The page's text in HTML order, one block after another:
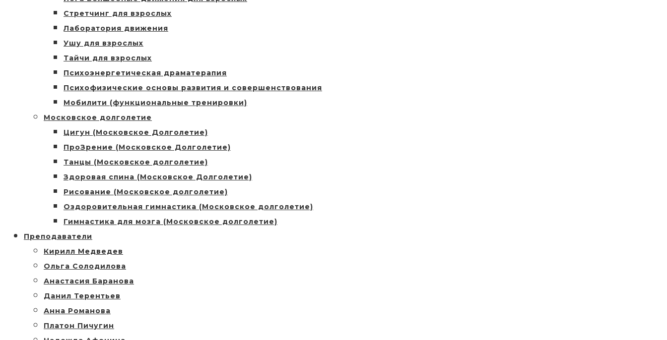
Стретчинг для взрослых
Лаборатория движения
Ушу для взрослых
Тайчи для взрослых
Психоэнергетическая драматерапия
Психофизические основы развития и совершенствования
Мобилити (функциональные тренировки)
Московское долголетие
Цигун (Московское Долголетие)
ПроЗрение (Московское Долголетие)
Танцы (Московское долголетие)
Здоровая спина (Московское Долголетие)
Рисование (Московское долголетие)
Оздоровительная гимнастика (Московское долголетие)
Гимнастика для мозга (Московское долголетие)
Преподаватели
Кирилл Медведев
Ольга Солодилова
Анастасия Баранова
Данил Терентьев
Анна Романова
Платон Пичугин